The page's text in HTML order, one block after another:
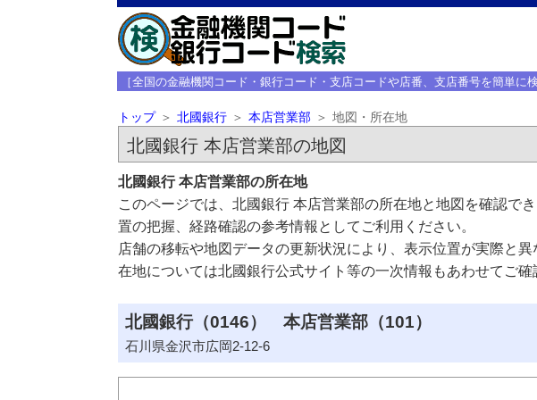
［全国の金融機関コード・銀行コード・支店コードや店番、支店番号を簡単に検
トップ 北國銀行 本店営業部 地図・所在地
北國銀行 本店営業部の地図
北國銀行 本店営業部の所在地
このページでは、北國銀行 本店営業部の所在地と地図を確認で
置の把握、経路確認の参考情報としてご利用ください。
店舗の移転や地図データの更新状況により、表示位置が実際と
在地については北國銀行公式サイト等の一次情報もあわせてご確
北國銀行（0146） 本店営業部（101）
石川県金沢市広岡2-12-6